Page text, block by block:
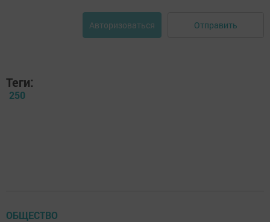
Авторизоваться Отправить
Теги:
250
ОБЩЕСТВО